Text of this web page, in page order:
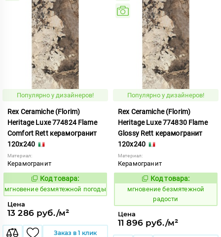
Популярно у дизайнеров!
Rex Ceramiche (Florim)
Heritage Luxe 774824 Flame
Comfort Rett керамогранит
120x240
Материал:
Керамогранит
938071
Код товара:
мгновение безмятежной погоды
Цена
13 286 руб./м²
Заказ в 1 клик
Популярно у дизайнеров!
Rex Ceramiche (Florim)
Heritage Luxe 774830 Flame
Glossy Rett керамогранит
120x240
Материал:
Керамогранит
938077
Код товара:
мгновение безмятежной
радости
Цена
11 896 руб./м²